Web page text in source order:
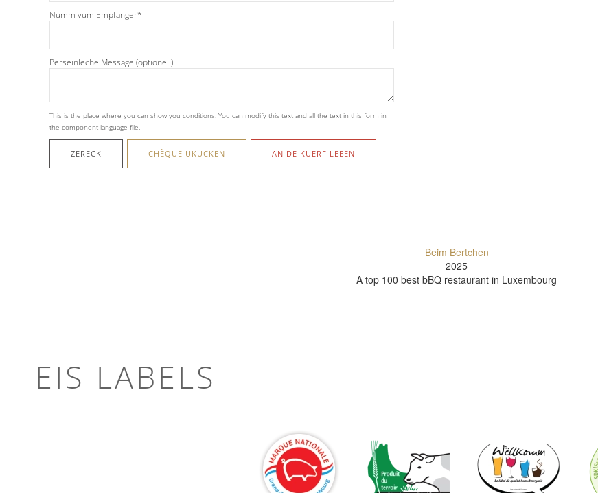
Numm vum Empfänger*
Perseinleche Message (optionell)
This is the place where you can show you conditions. You can modify this text and all the text in this form in
the component language file.
ZERECK CHÈQUE UKUCKEN AN DE KUERF LEEËN
EIS LABELS
Beim Bertchen
2025
A top 100 best bBQ restaurant in Luxembourg